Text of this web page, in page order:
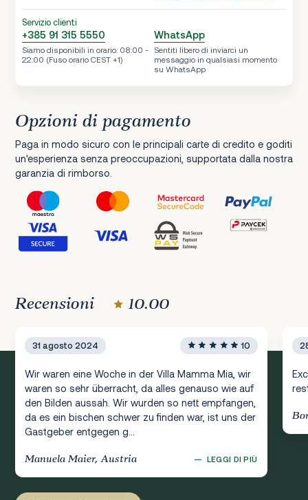
Servizio clienti
+385 91 315 5550
Siamo disponibili in orario: 08:00 -
22:00 (Fuso orario CEST +1)
WhatsApp
Sentiti libero di inviarci un
messaggio in qualsiasi momento
su WhatsApp
Opzioni di pagamento
Paga in modo sicuro con le principali carte di credito e goditi
un'esperienza senza preoccupazioni, supportata dalla nostra
garanzia di rimborso.
Recensioni 10.00
31 agosto 2024 10
Wir waren eine Woche in der Villa Mamma Mia, wir
waren so sehr überracht, da alles genauso wie auf
den Bilden aussah. Wir wurden so nett empfangen,
da es ein bischen schwer zu finden war, ist uns der
Gastgeber entgegen g...
Manuela Maier, Austria — LEGGI DI PIÙ